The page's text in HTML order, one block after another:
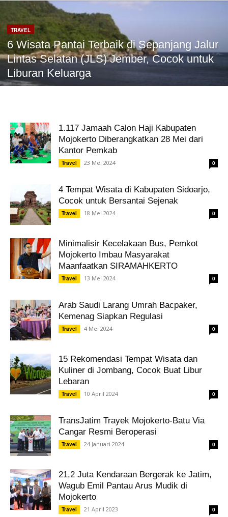
TRAVEL
6 Wisata Pantai Terbaik di Sepanjang Jalur
Lintas Selatan (JLS) Jember, Cocok untuk
Liburan Keluarga
1.117 Jamaah Calon Haji Kabupaten
Mojokerto Diberangkatkan 28 Mei dari
Kantor Pemkab
Travel 23 Mei 2024 0
4 Tempat Wisata di Kabupaten Sidoarjo,
Cocok untuk Bersantai Sejenak
Travel 18 Mei 2024 0
Minimalisir Kecelakaan Bus, Pemkot
Mojokerto Imbau Masyarakat
Maanfaatkan SIRAMAHKERTO
Travel 13 Mei 2024 0
Arab Saudi Larang Umrah Bacpaker,
Kemenag Siapkan Regulasi
Travel 4 Mei 2024 0
15 Rekomendasi Tempat Wisata dan
Kuliner di Jombang, Cocok Buat Libur
Lebaran
Travel 10 April 2024 0
TransJatim Trayek Mojokerto-Batu Via
Cangar Resmi Beroperasi
Travel 24 Januari 2024 0
21,2 Juta Kendaraan Bergerak ke Jatim,
Wagub Emil Pantau Arus Mudik di
Mojokerto
Travel 21 April 2023 0